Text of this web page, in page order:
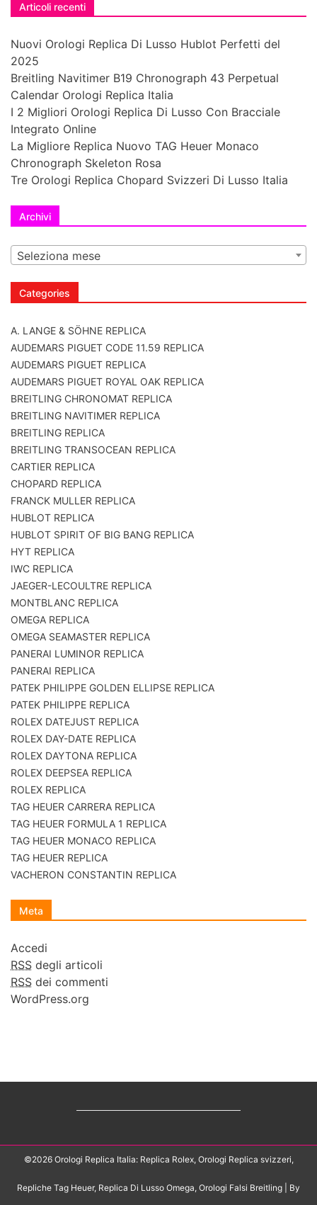
Articoli recenti
Nuovi Orologi Replica Di Lusso Hublot Perfetti del
2025
Breitling Navitimer B19 Chronograph 43 Perpetual
Calendar Orologi Replica Italia
I 2 Migliori Orologi Replica Di Lusso Con Bracciale
Integrato Online
La Migliore Replica Nuovo TAG Heuer Monaco
Chronograph Skeleton Rosa
Tre Orologi Replica Chopard Svizzeri Di Lusso Italia
Archivi
Seleziona mese
Categories
A. LANGE & SÖHNE REPLICA
AUDEMARS PIGUET CODE 11.59 REPLICA
AUDEMARS PIGUET REPLICA
AUDEMARS PIGUET ROYAL OAK REPLICA
BREITLING CHRONOMAT REPLICA
BREITLING NAVITIMER REPLICA
BREITLING REPLICA
BREITLING TRANSOCEAN REPLICA
CARTIER REPLICA
CHOPARD REPLICA
FRANCK MULLER REPLICA
HUBLOT REPLICA
HUBLOT SPIRIT OF BIG BANG REPLICA
HYT REPLICA
IWC REPLICA
JAEGER-LECOULTRE REPLICA
MONTBLANC REPLICA
OMEGA REPLICA
OMEGA SEAMASTER REPLICA
PANERAI LUMINOR REPLICA
PANERAI REPLICA
PATEK PHILIPPE GOLDEN ELLIPSE REPLICA
PATEK PHILIPPE REPLICA
ROLEX DATEJUST REPLICA
ROLEX DAY-DATE REPLICA
ROLEX DAYTONA REPLICA
ROLEX DEEPSEA REPLICA
ROLEX REPLICA
TAG HEUER CARRERA REPLICA
TAG HEUER FORMULA 1 REPLICA
TAG HEUER MONACO REPLICA
TAG HEUER REPLICA
VACHERON CONSTANTIN REPLICA
Meta
Accedi
RSS degli articoli
RSS dei commenti
WordPress.org
©2026 Orologi Replica Italia: Replica Rolex, Orologi Replica svizzeri,
Repliche Tag Heuer, Replica Di Lusso Omega, Orologi Falsi Breitling | By